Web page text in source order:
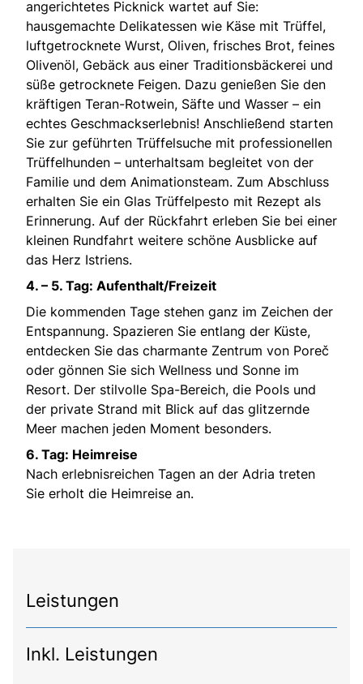
angerichtetes Picknick wartet auf Sie:
hausgemachte Delikatessen wie Käse mit Trüffel,
luftgetrocknete Wurst, Oliven, frisches Brot, feines
Olivenöl, Gebäck aus einer Traditionsbäckerei und
süße getrocknete Feigen. Dazu genießen Sie den
kräftigen Teran-Rotwein, Säfte und Wasser – ein
echtes Geschmackserlebnis! Anschließend starten
Sie zur geführten Trüffelsuche mit professionellen
Trüffelhunden – unterhaltsam begleitet von der
Familie und dem Animationsteam. Zum Abschluss
erhalten Sie ein Glas Trüffelpesto mit Rezept als
Erinnerung. Auf der Rückfahrt erleben Sie bei einer
kleinen Rundfahrt weitere schöne Ausblicke auf
das Herz Istriens.
4. – 5. Tag: Aufenthalt/Freizeit
Die kommenden Tage stehen ganz im Zeichen der
Entspannung. Spazieren Sie entlang der Küste,
entdecken Sie das charmante Zentrum von Poreč
oder gönnen Sie sich Wellness und Sonne im
Resort. Der stilvolle Spa-Bereich, die Pools und
der private Strand mit Blick auf das glitzernde
Meer machen jeden Moment besonders.
6. Tag: Heimreise
Nach erlebnisreichen Tagen an der Adria treten
Sie erholt die Heimreise an.
Leistungen
Inkl. Leistungen